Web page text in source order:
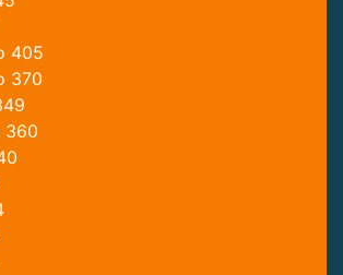
405
370
360